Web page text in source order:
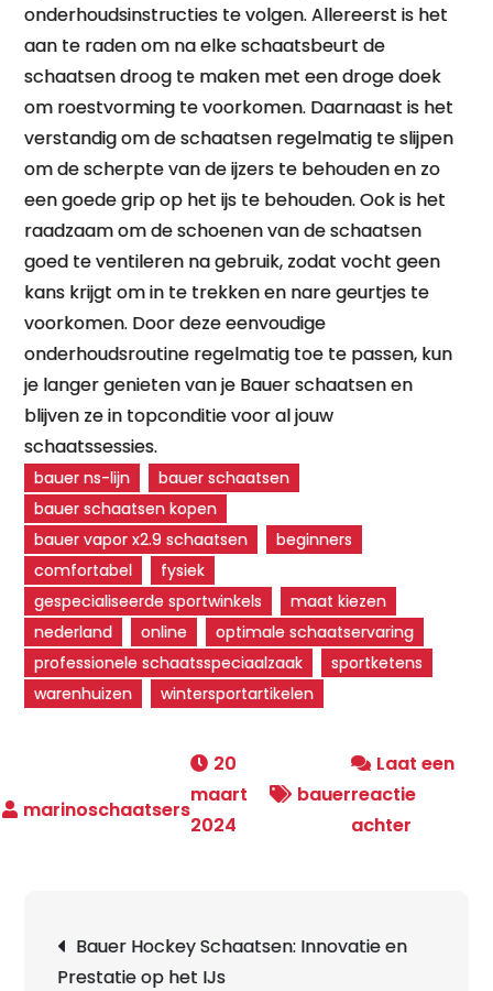
onderhoudsinstructies te volgen. Allereerst is het
aan te raden om na elke schaatsbeurt de
schaatsen droog te maken met een droge doek
om roestvorming te voorkomen. Daarnaast is het
verstandig om de schaatsen regelmatig te slijpen
om de scherpte van de ijzers te behouden en zo
een goede grip op het ijs te behouden. Ook is het
raadzaam om de schoenen van de schaatsen
goed te ventileren na gebruik, zodat vocht geen
kans krijgt om in te trekken en nare geurtjes te
voorkomen. Door deze eenvoudige
onderhoudsroutine regelmatig toe te passen, kun
je langer genieten van je Bauer schaatsen en
blijven ze in topconditie voor al jouw
schaatssessies.
bauer ns-lijn
bauer schaatsen
bauer schaatsen kopen
bauer vapor x2.9 schaatsen
beginners
comfortabel
fysiek
gespecialiseerde sportwinkels
maat kiezen
nederland
online
optimale schaatservaring
professionele schaatsspeciaalzaak
sportketens
warenhuizen
wintersportartikelen
20
maart
2024
bauer
Laat een
reactie
achterop
Bauer Hockey Schaatsen: Innovatie en
Prestatie op het IJs